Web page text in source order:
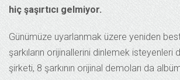
hiç şaşırtıcı gelmiyor.
Günümüze uyarlanmak üzere yeniden
şarkıların orijinallerini dinlemek isteyenleri
şirketi, 8 şarkının orijinal demoları da